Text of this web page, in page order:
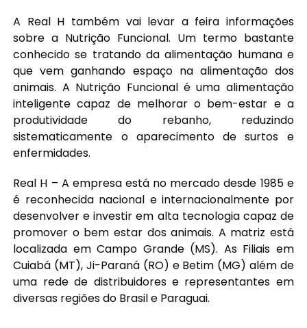
A Real H também vai levar a feira informações
sobre a Nutrição Funcional. Um termo bastante
conhecido se tratando da alimentação humana e
que vem ganhando espaço na alimentação dos
animais. A Nutrição Funcional é uma alimentação
inteligente capaz de melhorar o bem-estar e a
produtividade do rebanho, reduzindo
sistematicamente o aparecimento de surtos e
enfermidades.
Real H – A empresa está no mercado desde 1985 e
é reconhecida nacional e internacionalmente por
desenvolver e investir em alta tecnologia capaz de
promover o bem estar dos animais. A matriz está
localizada em Campo Grande (MS). As Filiais em
Cuiabá (MT), Ji-Paraná (RO) e Betim (MG) além de
uma rede de distribuidores e representantes em
diversas regiões do Brasil e Paraguai.